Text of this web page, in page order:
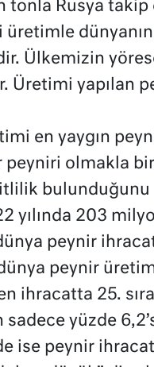
tonla Rusya
Ülkemizin
Üretimi yapılan
en yaygın
peyniri olmakla
bulunduğunu
yılında 203
peynir
peynir
ihracatta 25.
yüzde
ise peynir